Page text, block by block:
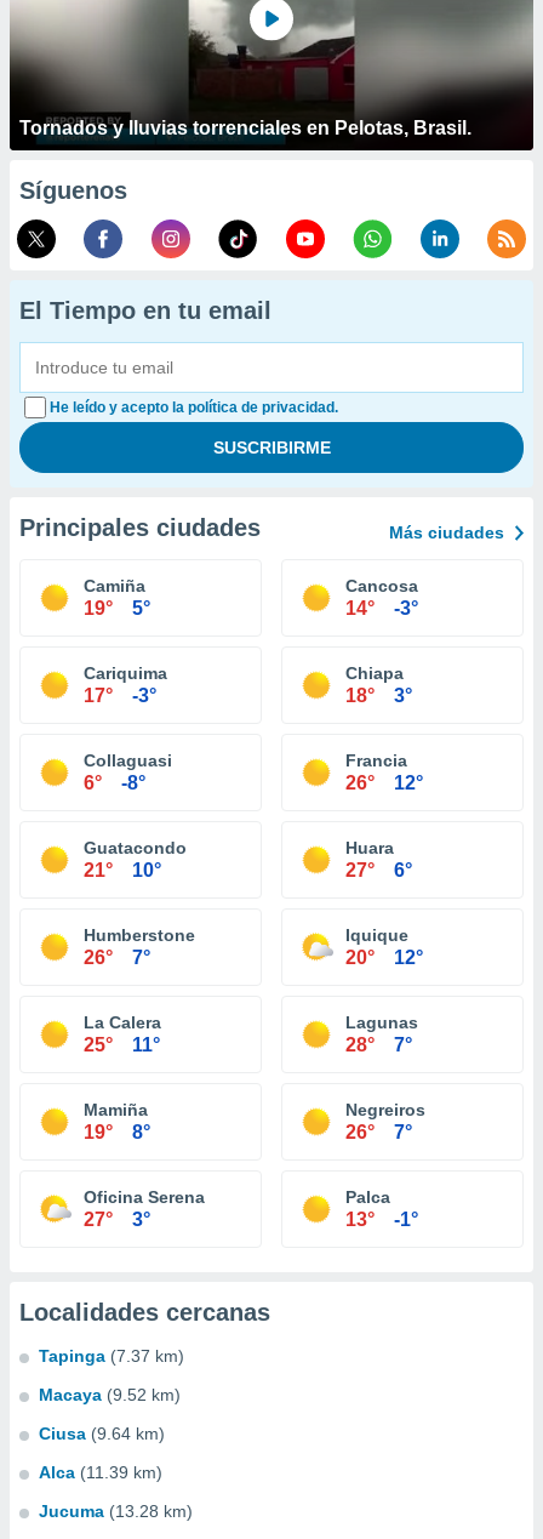
Tornados y lluvias torrenciales en Pelotas, Brasil.
Síguenos
El Tiempo en tu email
He leído y acepto la política de privacidad.
Principales ciudades Más ciudades
Camiña
19° 5°
Cancosa
14° -3°
Cariquima
17° -3°
Chiapa
18° 3°
Collaguasi
6° -8°
Francia
26° 12°
Guatacondo
21° 10°
Huara
27° 6°
Humberstone
26° 7°
Iquique
20° 12°
La Calera
25° 11°
Lagunas
28° 7°
Mamiña
19° 8°
Negreiros
26° 7°
Oficina Serena
27° 3°
Palca
13° -1°
Localidades cercanas
Tapinga (7.37 km)
Macaya (9.52 km)
Ciusa (9.64 km)
Alca (11.39 km)
Jucuma (13.28 km)